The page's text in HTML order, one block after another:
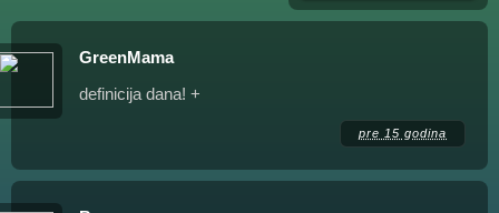
GreenMama
definicija dana! +
pre 15 godina